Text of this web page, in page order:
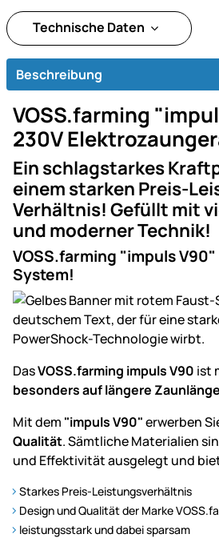
Technische Daten
Beschreibung
VOSS.farming
230V
Ein schlagstarkes
einem starken Preis-
Verhältnis! Gefüllt mit
und moderner Technik!
VOSS.farming "impuls
System!
DasVOSS.farming impuls V90 ist
besonders auf längere
Mit dem "impuls V90"erwerben
Qualität. Sämtliche Materialien
und Effektivität ausgelegt und
Starkes Preis-Leistungsverhältnis
Design und Qualität der Marke
leistungsstark und dabei sparsam